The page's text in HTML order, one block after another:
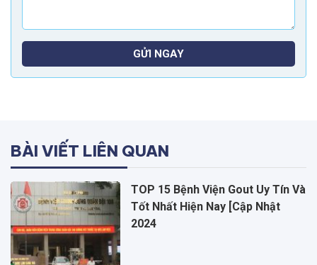
GỬI NGAY
BÀI VIẾT LIÊN QUAN
TOP 15 Bệnh Viện Gout Uy Tín Và
Tốt Nhất Hiện Nay [Cập Nhật
2024